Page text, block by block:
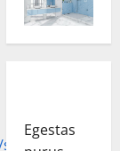
Egestas